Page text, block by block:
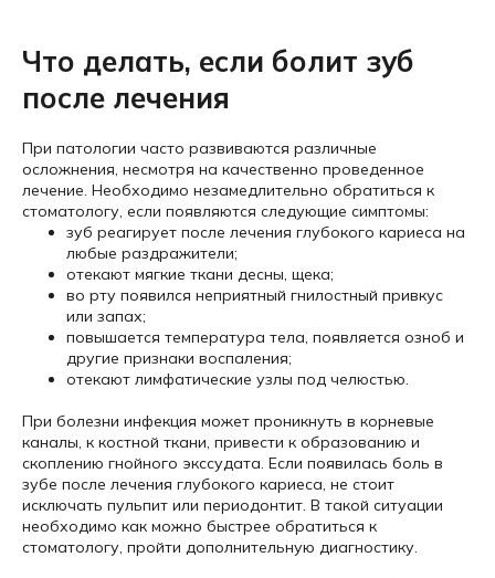
Что делать, если болит зуб
после лечения
При патологии часто развиваются различные
осложнения, несмотря на качественно проведенное
лечение. Необходимо незамедлительно обратиться к
стоматологу, если появляются следующие симптомы:
зуб реагирует после лечения глубокого кариеса на
любые раздражители;
отекают мягкие ткани десны, щека;
во рту появился неприятный гнилостный привкус
или запах;
повышается температура тела, появляется озноб и
другие признаки воспаления;
отекают лимфатические узлы под челюстью.
При болезни инфекция может проникнуть в корневые
каналы, к костной ткани, привести к образованию и
скоплению гнойного экссудата. Если появилась боль в
зубе после лечения глубокого кариеса, не стоит
исключать пульпит или периодонтит. В такой ситуации
необходимо как можно быстрее обратиться к
стоматологу, пройти дополнительную диагностику.